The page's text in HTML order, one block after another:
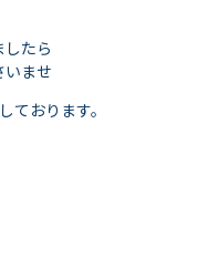
たら
いませ
ております。